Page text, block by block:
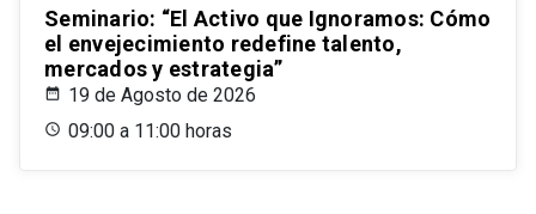
Seminario: “El Activo que Ignoramos: Cómo
el envejecimiento redefine talento,
mercados y estrategia”
19 de Agosto de 2026
09:00 a 11:00 horas